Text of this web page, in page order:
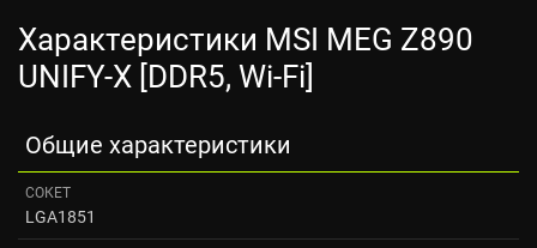
Характеристики MSI MEG Z890
UNIFY-X [DDR5, Wi-Fi]
Общие характеристики
СОКЕТ
LGA1851